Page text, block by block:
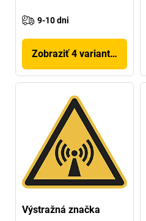
9-10 dni
Zobraziť 4 variantov
Výstražná značka